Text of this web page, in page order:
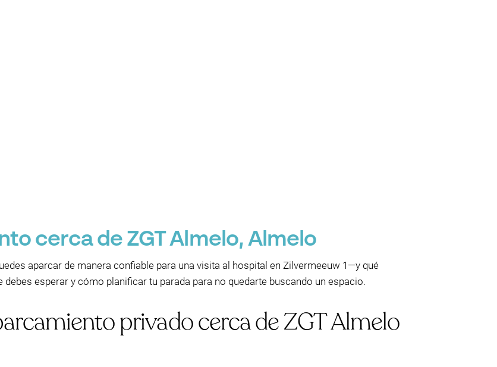
cerca de ZGT Almelo, Almelo
aparcar de manera confiable para una visita al hospital en Zilvermeeuw 1—y qué
esperar y cómo planificar tu parada para no quedarte buscando un espacio.
privado cerca de ZGT Almelo